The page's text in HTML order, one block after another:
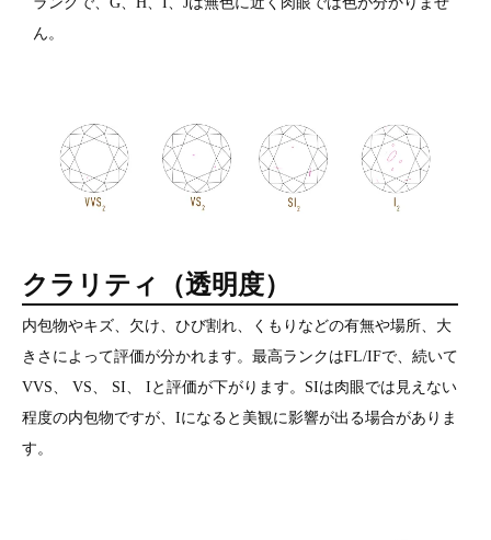
ん。
クラリティ（透明度）
内包物やキズ、欠け、ひび割れ、くもりなどの有無や場所、大
きさによって評価が分かれます。最高ランクはFL/IFで、続いて
VVS、 VS、 SI、 Iと評価が下がります。SIは肉眼では見えない
程度の内包物ですが、Iになると美観に影響が出る場合がありま
す。